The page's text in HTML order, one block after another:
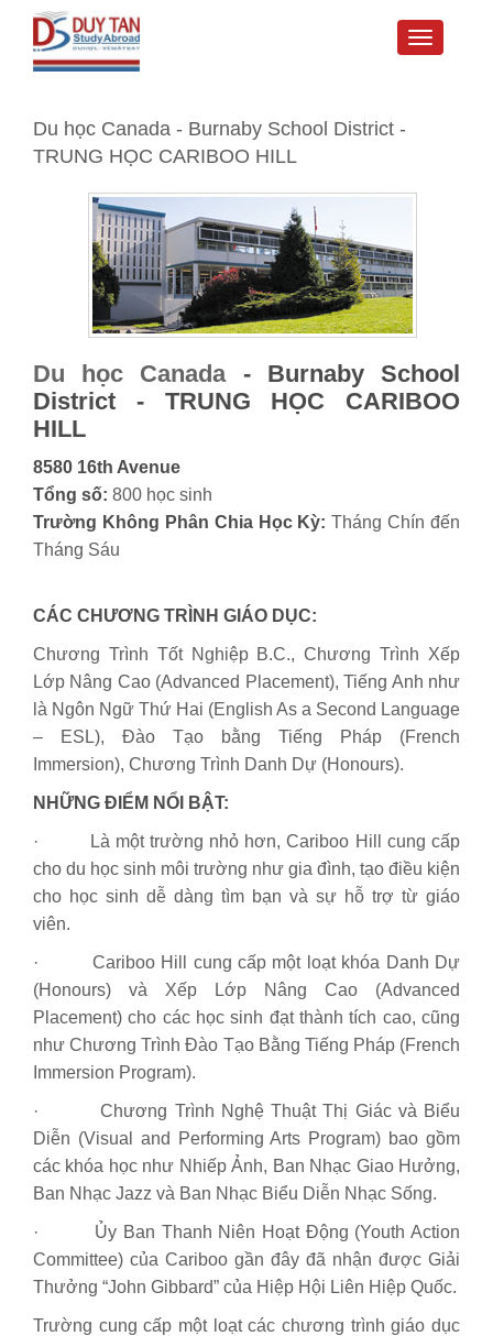
Toggle
Du học Canada - Burnaby School District -
TRUNG HỌC CARIBOO HILL
Du học Canada- Burnaby School
District - TRUNG HỌC CARIBOO
HILL
8580 16th Avenue
Tổng số: 800 học sinh
Trường Không Phân Chia Học Kỳ: Tháng Chín đến
Tháng Sáu
CÁC CHƯƠNG TRÌNH GIÁO DỤC:
Chương Trình Tốt Nghiệp B.C., Chương Trình Xếp
Lớp Nâng Cao (Advanced Placement), Tiếng Anh như
là Ngôn Ngữ Thứ Hai (English As a Second Language
– ESL), Đào Tạo bằng Tiếng Pháp (French
Immersion), Chương Trình Danh Dự (Honours).
NHỮNG ĐIỂM NỔI BẬT:
· Là một trường nhỏ hơn, Cariboo Hill cung cấp
cho du học sinh môi trường như gia đình, tạo điều kiện
cho học sinh dễ dàng tìm bạn và sự hỗ trợ từ giáo
viên.
· Cariboo Hill cung cấp một loạt khóa Danh Dự
(Honours) và Xếp Lớp Nâng Cao (Advanced
Placement) cho các học sinh đạt thành tích cao, cũng
như Chương Trình Đào Tạo Bằng Tiếng Pháp (French
Immersion Program).
· Chương Trình Nghệ Thuật Thị Giác và Biểu
Diễn (Visual and Performing Arts Program) bao gồm
các khóa học như Nhiếp Ảnh, Ban Nhạc Giao Hưởng,
Ban Nhạc Jazz và Ban Nhạc Biểu Diễn Nhạc Sống.
· Ủy Ban Thanh Niên Hoạt Động (Youth Action
Committee) của Cariboo gần đây đã nhận được Giải
Thưởng “John Gibbard” của Hiệp Hội Liên Hiệp Quốc.
Trường cung cấp một loạt các chương trình giáo dục